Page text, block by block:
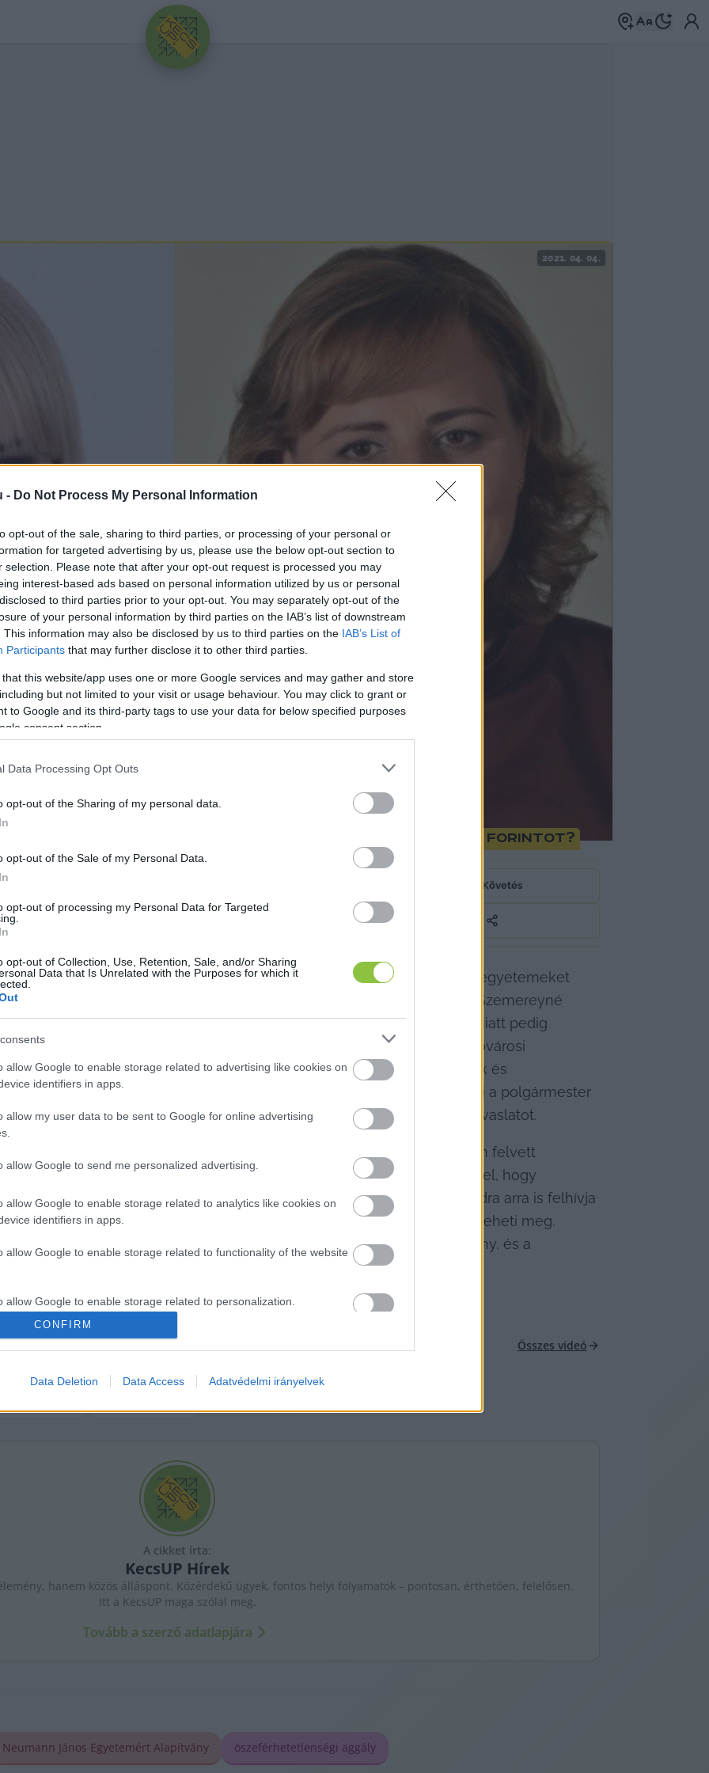
- Do Not Process My Personal Information
opt-out of the sale, sharing to third parties, or processing of your personal or
for targeted advertising by us, please use the below opt-out section to
selection. Please note that after your opt-out request is processed you may
interest-based ads based on personal information utilized by us or personal
to third parties prior to your opt-out. You may separately opt-out of the
of your personal information by third parties on the IAB’s list of downstream
This information may also be disclosed by us to third parties on the IAB’s List of
Participants that may further disclose it to other third parties.
that this website/app uses one or more Google services and may gather and store
but not limited to your visit or usage behaviour. You may click to grant or
to Google and its third-party tags to use your data for below specified purposes
consent section.
Data Processing Opt Outs
opt-out of the Sharing of my personal data.
opt-out of the Sale of my Personal Data.
opt-out of processing my Personal Data for Targeted
opt-out of Collection, Use, Retention, Sale, and/or Sharing
Data that Is Unrelated with the Purposes for which it
allow Google to enable storage related to advertising like cookies on
identifiers in apps.
allow my user data to be sent to Google for online advertising
allow Google to send me personalized advertising.
allow Google to enable storage related to analytics like cookies on
identifiers in apps.
allow Google to enable storage related to functionality of the website
allow Google to enable storage related to personalization.
allow Google to enable storage related to security, including
CONFIRM
Data Deletion Data Access Adatvédelmi irányelvek
HIRDETÉS
2021. 04. 04.
a polgármester a jogszerűtlenül felvett 13 millió forintot?
Követés
akar utat csinálni a polgármestereknek , hogy például egyetemeket
és fizetést kaphassanak, Bodrozsán Alexandra (Szövetség) levelet írt Szemereyné
tag a Neumann János Egyetemért Alapítványnál,
emiatt pedig
hogy közben a várost is vezeti, tehát mindkét helyen fizetést kap. A fővárosi
hogy ez törvénytelen, és ott vizsgálatok is indultak polgármesterek és
kormányhivatal
több, mint egy hónapja nem volt képes állást foglalni a polgármester
képviselő kérésére sem. Viszont neki elküldték a törvénymódosító javaslatot.
kérdezi a polgármestert, hogy mikor fizeti vissza az elmúlt 8 hónapban felvett
ellenzéki képviselő szerint ugyanis a törvénymódosítással ismerték el, hogy
tisztség és az alapítványnál betöltött pozíció. Bodrozsán Alexandra arra is felhívja
azzal, hogy jótékonysági célra fordítja ezt az összeget, ezt nem teheti meg.
hogy reméli, hogy legalább az Alaptörvényt betartja a kormány, és a
hatályú.
Összes videó
A cikket írta:
KecsUP Hírek
hanem közös álláspont. Közérdekű ügyek, fontos helyi folyamatok – pontosan, érthetően, felelősen.
Itt a KecsUP maga szólal meg.
Tovább a szerző adatlapjára
Neumann János Egyetemért Alapítvány öszeférhetetlenségi aggály